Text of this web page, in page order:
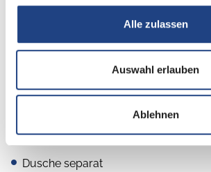
Alle zulassen
Auswahl erlauben
Ablehnen
Dusche
Warmwasserboiler
Dusche separat